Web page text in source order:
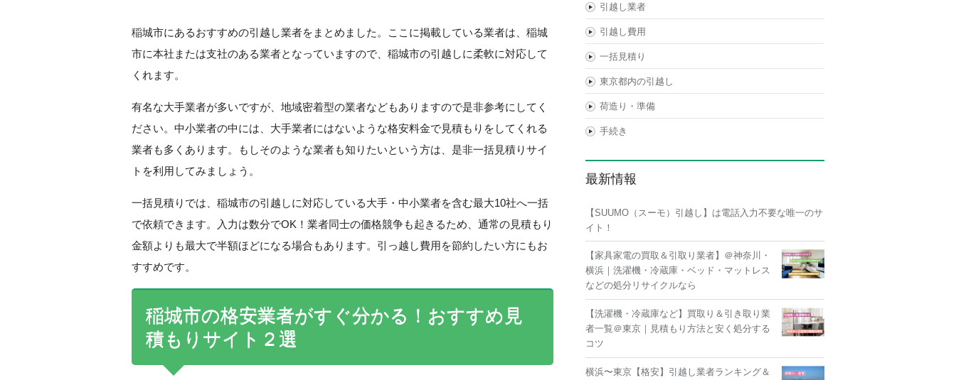
稲城市にあるおすすめの引越し業者をまとめました。ここに掲載している業者は、稲城
市に本社または支社のある業者となっていますので、稲城市の引越しに柔軟に対応して
くれます。
有名な大手業者が多いですが、地域密着型の業者などもありますので是非参考にしてく
ださい。中小業者の中には、大手業者にはないような格安料金で見積もりをしてくれる
業者も多くあります。もしそのような業者も知りたいという方は、是非一括見積りサイ
トを利用してみましょう。
一括見積りでは、稲城市の引越しに対応している大手・中小業者を含む最大10社へ一括
で依頼できます。入力は数分でOK！業者同士の価格競争も起きるため、通常の見積もり
金額よりも最大で半額ほどになる場合もあります。引っ越し費用を節約したい方にもお
すすめです。
稲城市の格安業者がすぐ分かる！おすすめ見
積もりサイト２選
引越し業者
引越し費用
一括見積り
東京都内の引越し
荷造り・準備
手続き
最新情報
【SUUMO（スーモ）引越し】は電話入力不要な唯一のサ
イト！
【家具家電の買取＆引取り業者】＠神奈川・
横浜｜洗濯機・冷蔵庫・ベッド・マットレス
などの処分リサイクルなら
【洗濯機・冷蔵庫など】買取り＆引き取り業
者一覧＠東京｜見積もり方法と安く処分する
コツ
横浜〜東京【格安】引越し業者ランキング＆